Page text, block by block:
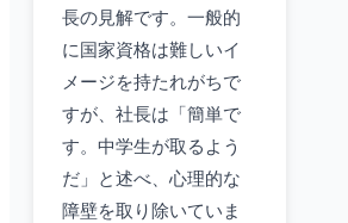
長の見解です。一般的
に国家資格は難しいイ
メージを持たれがちで
すが、社長は「簡単で
す。中学生が取るよう
だ」と述べ、心理的な
障壁を取り除いていま